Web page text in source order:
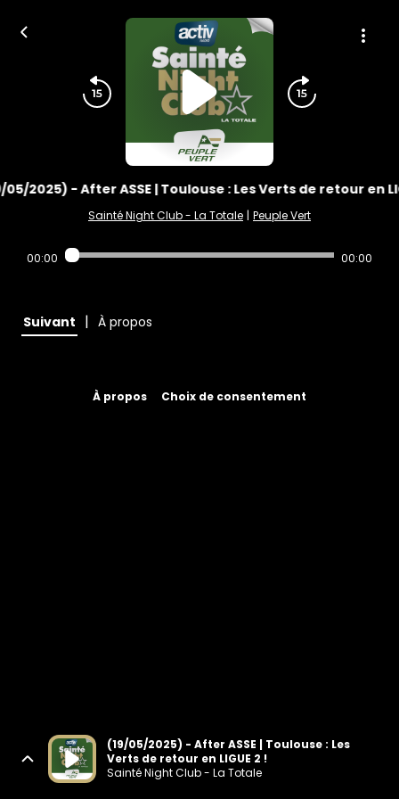
05/2025) - After ASSE | Toulouse : Les Verts de retour en
Sainté Night Club - La Totale | Peuple Vert
00:00 00:00
Suivant | À propos
À propos Choix de consentement
(19/05/2025) - After ASSE | Toulouse : Les
Verts de retour en LIGUE 2 !
Sainté Night Club - La Totale